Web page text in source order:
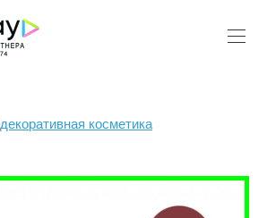
декоративная косметика